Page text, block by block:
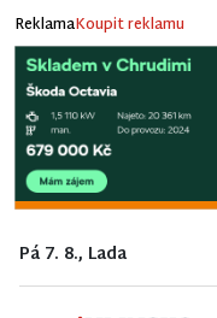
ReklamaKoupit reklamu
Pá 7. 8., Lada